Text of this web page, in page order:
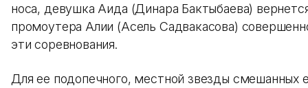
носа, девушка Аида (Динара Бактыбаева)
промоутера Алии (Асель Садвакасова)
эти соревнования.
Для ее подопечного, местной звезды смешанных